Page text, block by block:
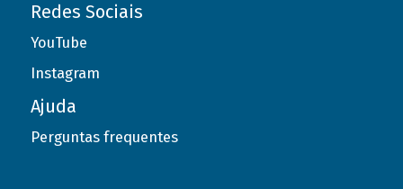
Redes Sociais
YouTube
Instagram
Ajuda
Perguntas frequentes